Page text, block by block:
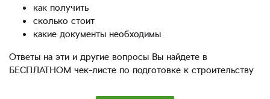
как получить
сколько стоит
какие документы необходимы
Ответы на эти и другие вопросы Вы найдете в
БЕСПЛАТНОМ чек-листе по подготовке к строительству